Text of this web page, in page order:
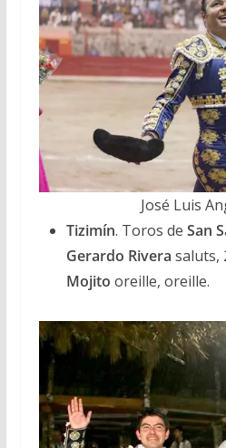
José Luis
Tizimín. Toros de San
Gerardo Rivera saluts,
Mojito oreille, oreille.